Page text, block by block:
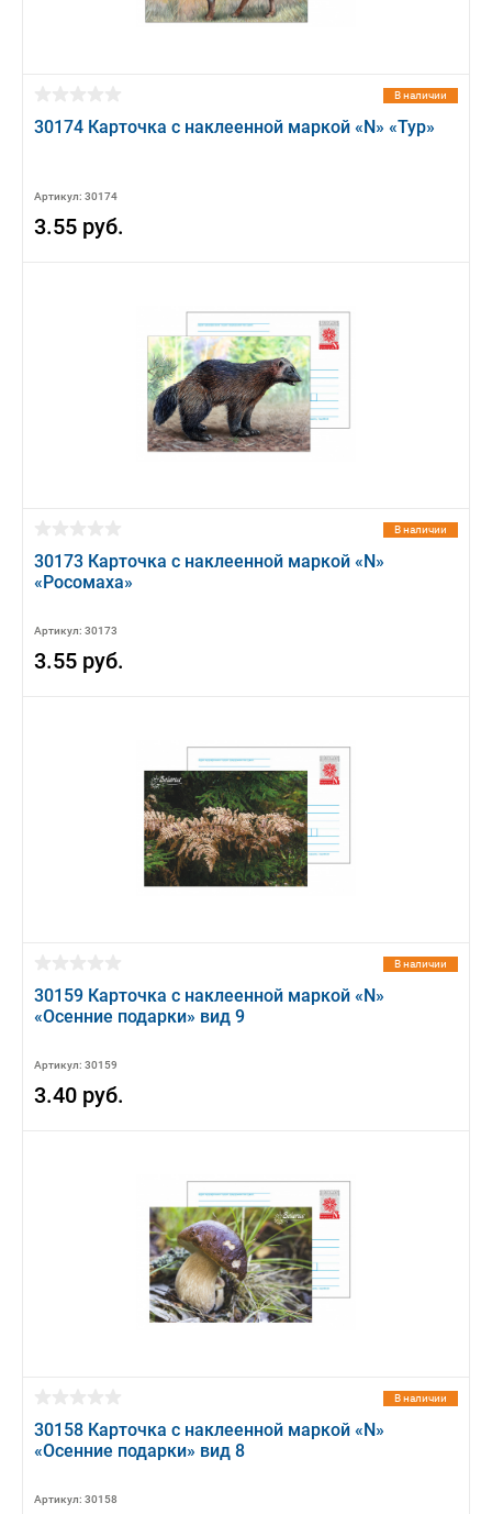
В наличии
30174 Карточка с наклеенной маркой «N» «Тур»
Артикул: 30174
3.55 руб.
В наличии
30173 Карточка с наклеенной маркой «N»
«Росомаха»
Артикул: 30173
3.55 руб.
В наличии
30159 Карточка с наклеенной маркой «N»
«Осенние подарки» вид 9
Артикул: 30159
3.40 руб.
В наличии
30158 Карточка с наклеенной маркой «N»
«Осенние подарки» вид 8
Артикул: 30158